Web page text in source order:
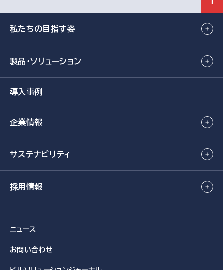
私たちの目指す姿
製品・ソリューション
導入事例
企業情報
サステナビリティ
採用情報
ニュース
お問い合わせ